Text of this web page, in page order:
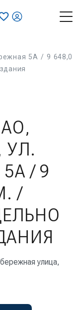
59
5А / 9 648,0
УЛ.
/ 9
/
улица,